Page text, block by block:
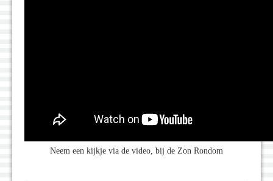
Neem een kijkje via de video, bij de Zon Rondom